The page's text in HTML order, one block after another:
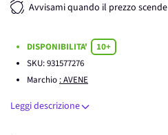
Avvisami quando il prezzo scende
DISPONIBILITA'
10+
SKU:931577276
Marchio : AVENE
Leggi descrizione